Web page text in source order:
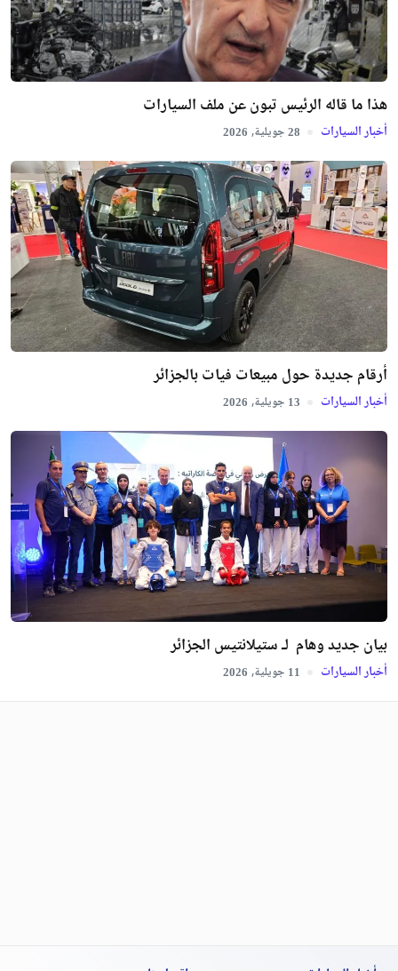
هذا ما قاله الرئيس تبون عن ملف السيارات
أخبار السيارات 28 جويلية, 2026
أرقام جديدة حول مبيعات فيات بالجزائر
أخبار السيارات 13 جويلية, 2026
بيان جديد وهام لـ ستيلانتيس الجزائر
أخبار السيارات 11 جويلية, 2026